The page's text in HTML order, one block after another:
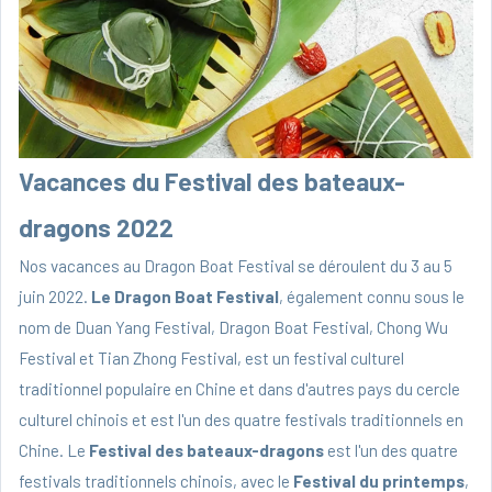
Vacances du Festival des bateaux-
dragons 2022
Nos vacances au Dragon Boat Festival se déroulent du 3 au 5
juin 2022. Le Dragon Boat Festival, également connu sous le
nom de Duan Yang Festival, Dragon Boat Festival, Chong Wu
Festival et Tian Zhong Festival, est un festival culturel
traditionnel populaire en Chine et dans d'autres pays du cercle
culturel chinois et est l'un des quatre festivals traditionnels en
Chine. Le Festival des bateaux-dragons est l'un des quatre
festivals traditionnels chinois, avec le Festival du printemps,